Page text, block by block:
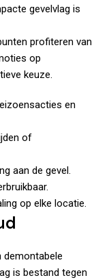
gevelvlag is
profiteren van
op
keuze.
en
of
aan de gevel.
op elke locatie.
demontabele
is bestand tegen